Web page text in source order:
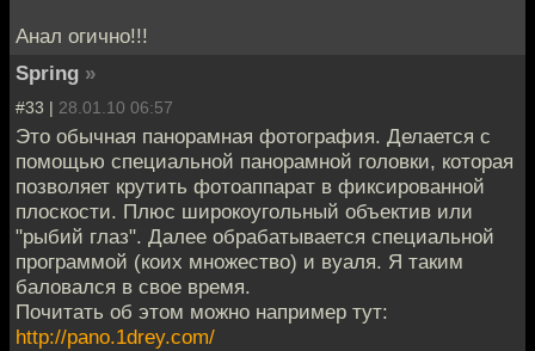
Анал огично!!!
Spring »
#33 | 28.01.10 06:57
Это обычная панорамная фотография. Делается с
помощью специальной панорамной головки, которая
позволяет крутить фотоаппарат в фиксированной
плоскости. Плюс широкоугольный объектив или
"рыбий глаз". Далее обрабатывается специальной
программой (коих множество) и вуаля. Я таким
баловался в свое время.
Почитать об этом можно например тут:
http://pano.1drey.com/